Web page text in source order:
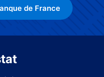
de France